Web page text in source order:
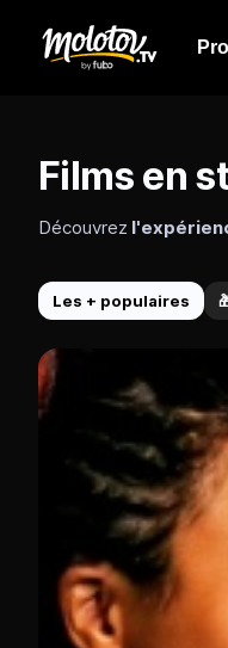
Les + populaires
Films en
Découvrez
classiques
Une large offre de
Accédez à un vaste
premium gratuitement
TF1 Séries Films
France TV et Arte.
OCS
Les chaines
Des chaines de
Insomnia et
Et bien d'autres